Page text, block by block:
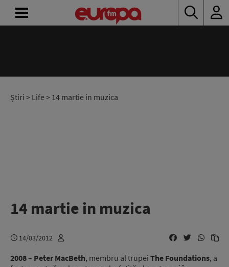
Știri > Life> 14 martie in muzica
14 martie in muzica
14/03/2012
2008– Peter MacBeth, membru al trupei The Foundations, a
RADIO